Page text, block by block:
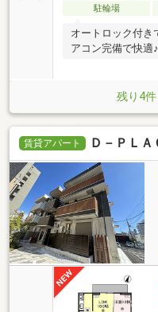
駐輪場
オートロック付
アコン完備で快
残り4
賃貸アパート Ｄ－ＰＬ